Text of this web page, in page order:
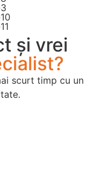
și vrei
scurt timp cu un